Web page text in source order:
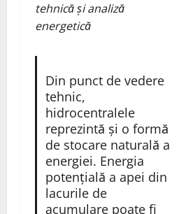
tehnică și analiză
energetică
Din punct de vedere
tehnic,
hidrocentralele
reprezintă și o formă
de stocare naturală a
energiei. Energia
potențială a apei din
lacurile de
acumulare poate fi